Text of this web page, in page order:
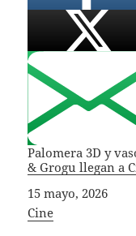
Palomera 3D y
& Grogu llegan a
Fecha
15 mayo, 2026
In relation to
Cine